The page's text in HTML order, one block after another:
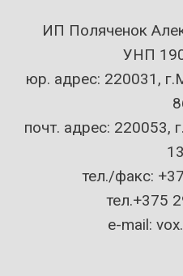
ИП Поляченок
УНП
юр. адрес: 220031,
почт. адрес: 220053,
тел./факс:
тел.+375
e-mail: